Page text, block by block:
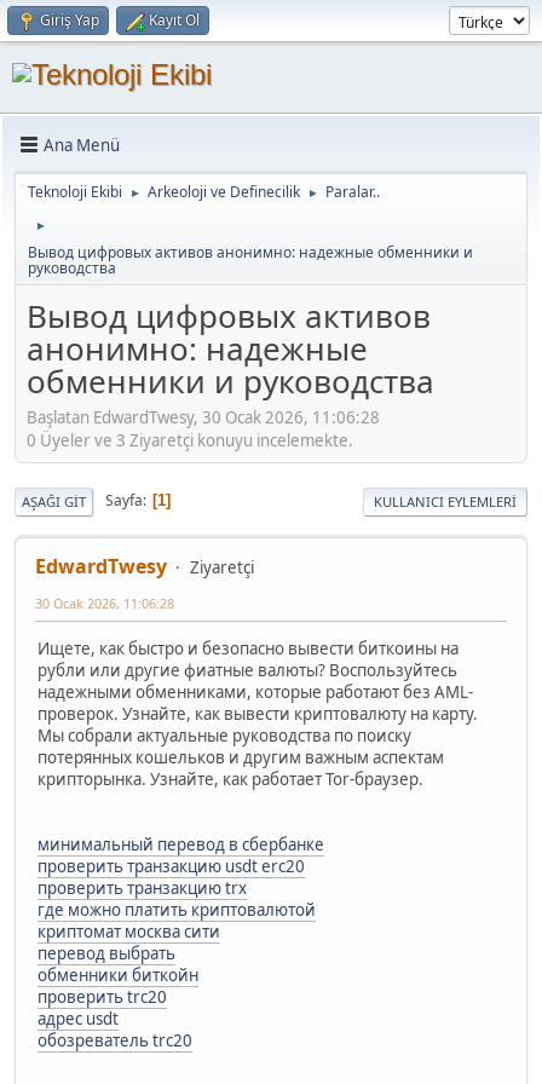
Giriş Yap Kayıt Ol
Ana Menü
Teknoloji Ekibi ► Arkeoloji ve Definecilik ► Paralar..
►
Вывод цифровых активов анонимно: надежные обменники и
руководства
Вывод цифровых активов
анонимно: надежные
обменники и руководства
Başlatan EdwardTwesy, 30 Ocak 2026, 11:06:28
0 Üyeler ve 3 Ziyaretçi konuyu incelemekte.
AŞAĞI GIT Sayfa 1 KULLANICI EYLEMLERI
EdwardTwesy Ziyaretçi
30 Ocak 2026, 11:06:28
Ищете, как быстро и безопасно вывести биткоины на
рубли или другие фиатные валюты? Воспользуйтесь
надежными обменниками, которые работают без AML-
проверок. Узнайте, как вывести криптовалюту на карту.
Мы собрали актуальные руководства по поиску
потерянных кошельков и другим важным аспектам
крипторынка. Узнайте, как работает Tor-браузер.
минимальный перевод в сбербанке
проверить транзакцию usdt erc20
проверить транзакцию trx
где можно платить криптовалютой
криптомат москва сити
перевод выбрать
обменники биткойн
проверить trc20
адрес usdt
обозреватель trc20